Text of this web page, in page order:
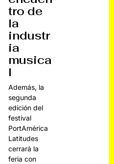
tro de
la
industr
ia
musica
l
Además, la
segunda
edición del
festival
PortAmérica
Latitudes
cerrará la
feria con